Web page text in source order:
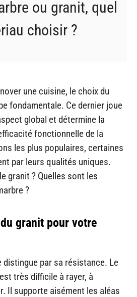
ou granit, quel
choisir ?
une cuisine, le choix du
fondamentale. Ce dernier joue
global et détermine la
fonctionnelle de la
les plus populaires, certaines
par leurs qualités uniques.
granit ? Quelles sont les
?
granit pour votre
distingue par sa résistance. Le
très difficile à rayer, à
Il supporte aisément les aléas